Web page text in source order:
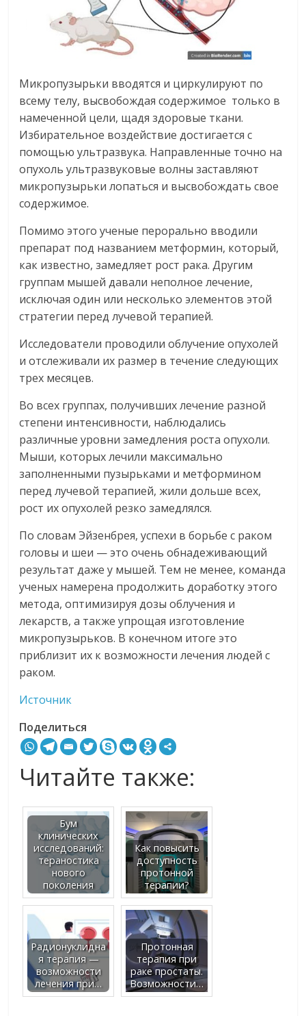
Микропузырьки вводятся и циркулируют по
всему телу, высвобождая содержимое только в
намеченной цели, щадя здоровые ткани.
Избирательное воздействие достигается с
помощью ультразвука. Направленные точно на
опухоль ультразвуковые волны заставляют
микропузырьки лопаться и высвобождать свое
содержимое.
Помимо этого ученые перорально вводили
препарат под названием метформин, который,
как известно, замедляет рост рака. Другим
группам мышей давали неполное лечение,
исключая один или несколько элементов этой
стратегии перед лучевой терапией.
Исследователи проводили облучение опухолей
и отслеживали их размер в течение следующих
трех месяцев.
Во всех группах, получивших лечение разной
степени интенсивности, наблюдались
различные уровни замедления роста опухоли.
Мыши, которых лечили максимально
заполненными пузырьками и метформином
перед лучевой терапией, жили дольше всех,
рост их опухолей резко замедлялся.
По словам Эйзенбрея, успехи в борьбе с раком
головы и шеи — это очень обнадеживающий
результат даже у мышей. Тем не менее, команда
ученых намерена продолжить доработку этого
метода, оптимизируя дозы облучения и
лекарств, а также упрощая изготовление
микропузырьков. В конечном итоге это
приблизит их к возможности лечения людей с
раком.
Источник
Поделиться
Читайте также:
Бум
клинических
исследований:
тераностика
нового
поколения
Как повысить
доступность
протонной
терапии?
Радионуклидна
я терапия —
возможности
лечения при…
Протонная
терапия при
раке простаты.
Возможности…